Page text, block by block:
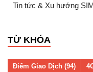
Tin tức & Xu hướng
TỪ KHÓA
Điểm Giao Dịch (94)